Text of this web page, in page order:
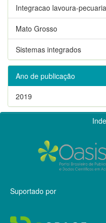
Integracao lavoura-
Mato Grosso
Sistemas integrados
Ano de publicação
2019
Suportado por